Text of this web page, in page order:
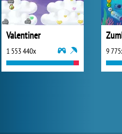
Valentiner
1 553 440x 9